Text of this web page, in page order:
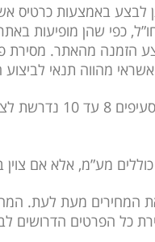
לבצע באמצעות
כפי שהן
הזמנה מהאתר.
מהווה תנאי
11. מסירת
המחירים מעת לעת.
כל הפרטים הדרושים